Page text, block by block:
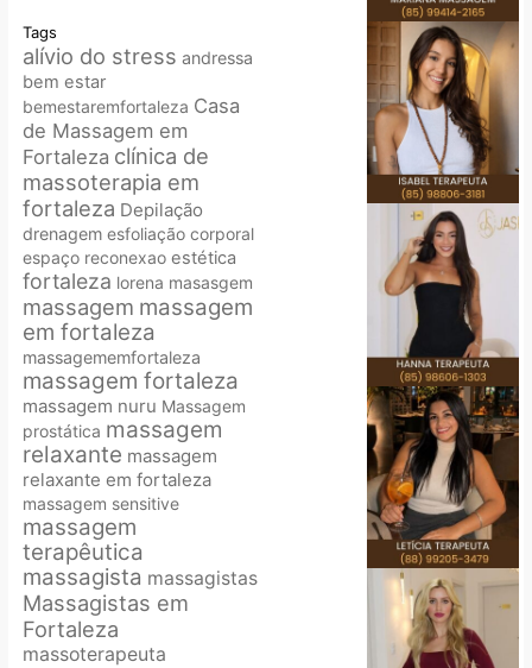
Tags
alívio do stress andressa
bem estar
bemestaremfortaleza Casa
de Massagem em
Fortaleza clínica de
massoterapia em
fortaleza Depilação
drenagem esfoliação corporal
espaço reconexao estética
fortaleza lorena masasgem
massagem massagem
em fortaleza
massagememfortaleza
massagem fortaleza
massagem nuru Massagem
prostática massagem
relaxante massagem
relaxante em fortaleza
massagem sensitive
massagem
terapêutica
massagista massagistas
Massagistas em
Fortaleza
massoterapeuta